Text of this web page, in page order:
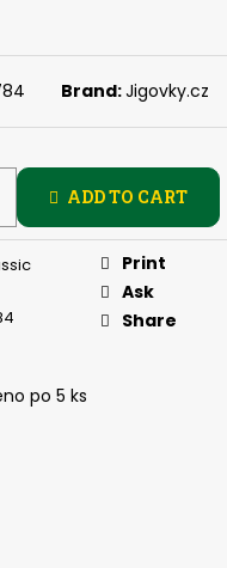
Brand:Jigovky.cz
ADD TO CART
Print
Ask
Share
po 5 ks
Next